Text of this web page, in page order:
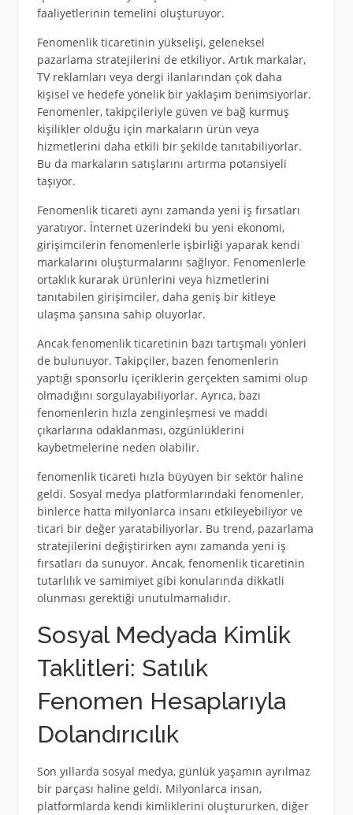
faaliyetlerinin temelini oluşturuyor.
Fenomenlik ticaretinin yükselişi, geleneksel
pazarlama stratejilerini de etkiliyor. Artık markalar,
TV reklamları veya dergi ilanlarından çok daha
kişisel ve hedefe yönelik bir yaklaşım benimsiyorlar.
Fenomenler, takipçileriyle güven ve bağ kurmuş
kişilikler olduğu için markaların ürün veya
hizmetlerini daha etkili bir şekilde tanıtabiliyorlar.
Bu da markaların satışlarını artırma potansiyeli
taşıyor.
Fenomenlik ticareti aynı zamanda yeni iş fırsatları
yaratıyor. İnternet üzerindeki bu yeni ekonomi,
girişimcilerin fenomenlerle işbirliği yaparak kendi
markalarını oluşturmalarını sağlıyor. Fenomenlerle
ortaklık kurarak ürünlerini veya hizmetlerini
tanıtabilen girişimciler, daha geniş bir kitleye
ulaşma şansına sahip oluyorlar.
Ancak fenomenlik ticaretinin bazı tartışmalı yönleri
de bulunuyor. Takipçiler, bazen fenomenlerin
yaptığı sponsorlu içeriklerin gerçekten samimi olup
olmadığını sorgulayabiliyorlar. Ayrıca, bazı
fenomenlerin hızla zenginleşmesi ve maddi
çıkarlarına odaklanması, özgünlüklerini
kaybetmelerine neden olabilir.
fenomenlik ticareti hızla büyüyen bir sektör haline
geldi. Sosyal medya platformlarındaki fenomenler,
binlerce hatta milyonlarca insanı etkileyebiliyor ve
ticari bir değer yaratabiliyorlar. Bu trend, pazarlama
stratejilerini değiştirirken aynı zamanda yeni iş
fırsatları da sunuyor. Ancak, fenomenlik ticaretinin
tutarlılık ve samimiyet gibi konularında dikkatli
olunması gerektiği unutulmamalıdır.
Sosyal Medyada Kimlik
Taklitleri: Satılık
Fenomen Hesaplarıyla
Dolandırıcılık
Son yıllarda sosyal medya, günlük yaşamın ayrılmaz
bir parçası haline geldi. Milyonlarca insan,
platformlarda kendi kimliklerini oluştururken, diğer